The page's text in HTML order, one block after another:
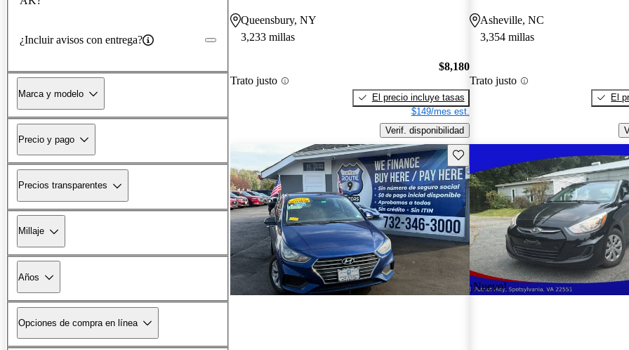
¿Incluir avisos con entrega?
Marca y modelo
Precio y pago
Precios transparentes
Millaje
Años
Opciones de compra en línea
Queensbury, NY
3,233 millas
Trato justo
$8,180
El precio incluye tasas
$149/mes est.
Verif. disponibilidad
Asheville, NC
3,354 millas
Trato justo
El
Guarda este Aviso
¡Nuevo!